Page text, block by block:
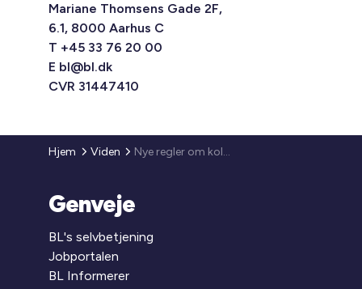
Mariane Thomsens Gade 2F,
6.1, 8000 Aarhus C
T +45 33 76 20 00
E bl@bl.dk
CVR 31447410
Hjem Viden Nye regler om kollektive bofællesskaber til flygtninge
Genveje
BL's selvbetjening
Jobportalen
BL Informerer